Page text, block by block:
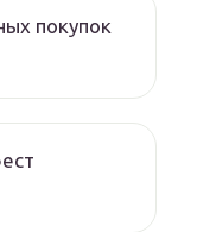
покупок